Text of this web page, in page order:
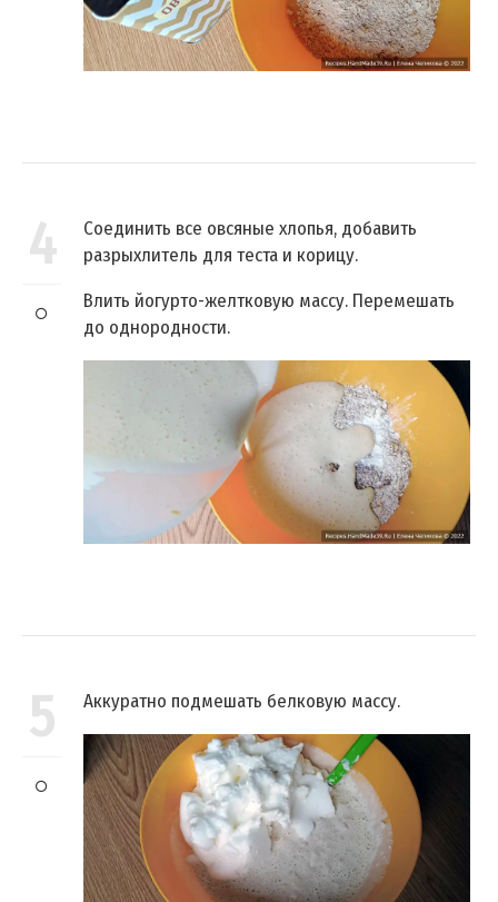
4
Соединить все овсяные хлопья, добавить
разрыхлитель для теста и корицу.
Влить йогурто-желтковую массу. Перемешать
до однородности.
5 Аккуратно подмешать белковую массу.